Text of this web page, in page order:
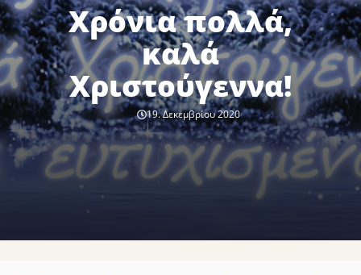
Χρόνια πολλά,
καλά
Χριστούγεννα!
19. Δεκεμβρίου 2020